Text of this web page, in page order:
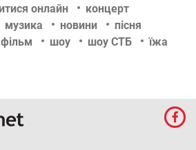
онлайн
концерт
музика новини
пісня
фільм шоу шоу СТБ їжа